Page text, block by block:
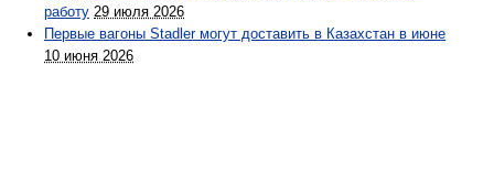
работу 29 июля 2026
Первые вагоны Stadler могут доставить в Казахстан в июне
10 июня 2026